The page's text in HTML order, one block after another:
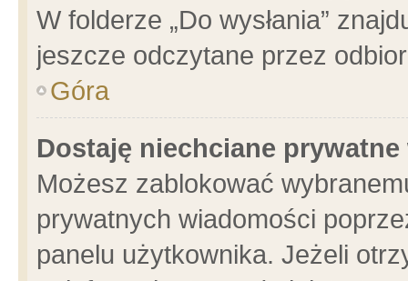
W folderze „Do wysłania”
jeszcze odczytane przez
Góra
Dostaję niechciane
Możesz zablokować
prywatnych wiadomości
panelu użytkownika. Jeżeli